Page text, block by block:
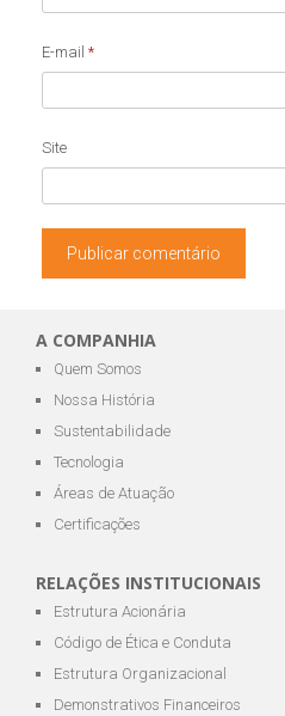
E-mail *
Site
A COMPANHIA
Quem Somos
Nossa História
Sustentabilidade
Tecnologia
Áreas de Atuação
Certificações
RELAÇÕES INSTITUCIONAIS
Estrutura Acionária
Código de Ética e Conduta
Estrutura Organizacional
Demonstrativos Financeiros